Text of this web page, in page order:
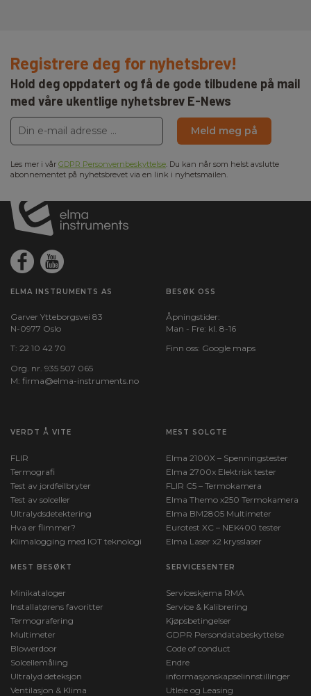
Registrere deg for nyhetsbrev!
Hold deg oppdatert og få de gode tilbudene på mail
med våre ukentlige nyhetsbrev E-News
Meld meg på
Les mer i vår GDPR Personvernbeskyttelse. Du kan når som helst avslutte
abonnementet på nyhetsbrevet via en link i nyhetsmailen.
ELMA INSTRUMENTS AS
Garver Ytteborgsvei 83
N-0977 Oslo
T: 22 10 42 70
Org. nr. 935 507 065
M: firma@elma-instruments.no​
BESØK OSS
Åpningstider:
Man - Fre: kl. 8-16
Finn oss: Google maps
VERDT Å VITE
FLIR
Termografi
Test av jordfeilbryter
Test av solceller
Ultralydsdetektering
Hva er flimmer?
Klimalogging med IOT teknologi
MEST SOLGTE
Elma 2100X – Spenningstester
Elma 2700x Elektrisk tester
FLIR C5 – Termokamera
Elma Themo x250 Termokamera
Elma BM2805 Multimeter
Eurotest XC – NEK400 tester
Elma Laser x2 krysslaser
MEST BESØKT
Minikataloger
Installatørens favoritter
Termografering
Multimeter
Blowerdoor
Solcellemåling
Ultralyd deteksjon
Ventilasjon & Klima
SERVICESENTER
Serviceskjema RMA
Service & Kalibrering
Kjøpsbetingelser
GDPR Persondatabeskyttelse
Code of conduct
Endre
informasjonskapselinnstillinger
Utleie og Leasing